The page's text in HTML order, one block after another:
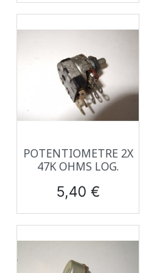
POTENTIOMETRE 2X
47K OHMS LOG.
Prix
5,40 €